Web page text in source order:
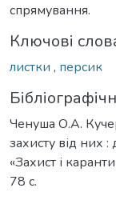
спрямування.
Ключові
листки , персик
Ченуша О.А.
захисту від них :
«Захист і
78 с.